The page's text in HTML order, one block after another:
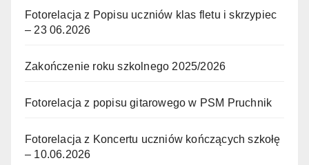
Fotorelacja z Popisu uczniów klas fletu i skrzypiec
– 23 06.2026
Zakończenie roku szkolnego 2025/2026
Fotorelacja z popisu gitarowego w PSM Pruchnik
Fotorelacja z Koncertu uczniów kończących szkołę
– 10.06.2026